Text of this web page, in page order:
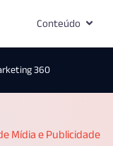
Conteúdo
360
Mídia e Publicidade